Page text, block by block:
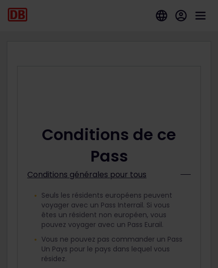
Conditions de ce
Pass
Conditions générales pour tous
Seuls les résidents européens peuvent
voyager avec un Pass Interrail. Si vous
êtes un résident non européen, vous
pouvez voyager avec un Pass Eurail.
Vous ne pouvez pas commander un Pass
Un Pays pour le pays dans lequel vous
résidez.